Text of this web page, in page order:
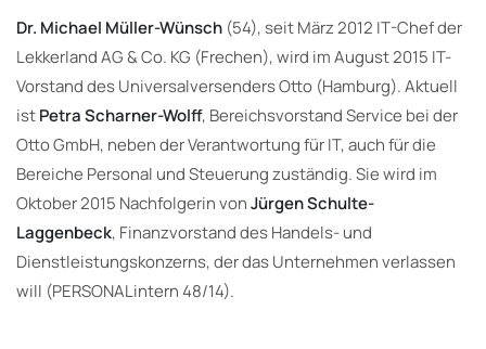
Dr. Michael Müller-Wünsch (54), seit März 2012 IT-Chef der
Lekkerland AG & Co. KG (Frechen), wird im August 2015 IT-
Vorstand des Universalversenders Otto (Hamburg). Aktuell
istPetra Scharner-Wolff, Bereichsvorstand Service bei der
Otto GmbH, neben der Verantwortung für IT, auch für die
Bereiche Personal und Steuerung zuständig. Sie wird im
Oktober 2015 Nachfolgerin vonJürgen Schulte-
Laggenbeck, Finanzvorstand des Handels- und
Dienstleistungskonzerns, der das Unternehmen verlassen
will (PERSONALintern 48/14).